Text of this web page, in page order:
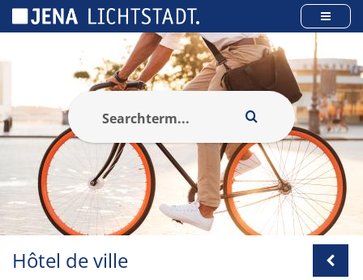
Hôtel de ville
Panneau de gestion des cookies